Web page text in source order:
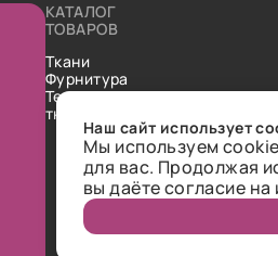
КАТАЛОГ
ТОВАРОВ
Ткани
Фурнитура
Технические
ткани
Наш сайт использует
Мы используем
для вас. Продолжая
вы даёте согласие